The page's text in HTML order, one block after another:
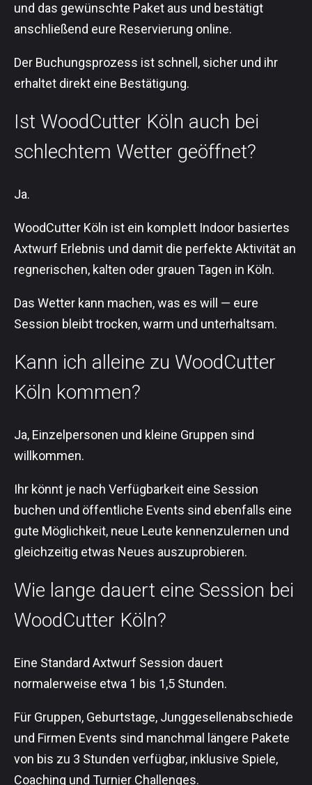
und das gewünschte Paket aus und bestätigt
anschließend eure Reservierung online.
Der Buchungsprozess ist schnell, sicher und ihr
erhaltet direkt eine Bestätigung.
Ist WoodCutter Köln auch bei
schlechtem Wetter geöffnet?
Ja.
WoodCutter Köln ist ein komplett Indoor basiertes
Axtwurf Erlebnis und damit die perfekte Aktivität an
regnerischen, kalten oder grauen Tagen in Köln.
Das Wetter kann machen, was es will — eure
Session bleibt trocken, warm und unterhaltsam.
Kann ich alleine zu WoodCutter
Köln kommen?
Ja, Einzelpersonen und kleine Gruppen sind
willkommen.
Ihr könnt je nach Verfügbarkeit eine Session
buchen und öffentliche Events sind ebenfalls eine
gute Möglichkeit, neue Leute kennenzulernen und
gleichzeitig etwas Neues auszuprobieren.
Wie lange dauert eine Session bei
WoodCutter Köln?
Eine Standard Axtwurf Session dauert
normalerweise etwa 1 bis 1,5 Stunden.
Für Gruppen, Geburtstage, Junggesellenabschiede
und Firmen Events sind manchmal längere Pakete
von bis zu 3 Stunden verfügbar, inklusive Spiele,
Coaching und Turnier Challenges.